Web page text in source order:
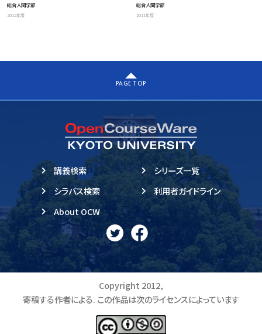
総合人間学部
2012年度
総合人間学部
2011年度
PAGE TOP
講義検索
シラバス検索
About OCW
シリーズ一覧
利用者ガイドライン
Copyright 2012,
寄稿する作者による. この作品は次のライセンスによっています